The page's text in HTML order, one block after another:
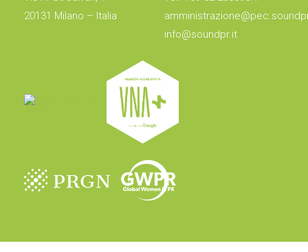
20131 Milano – Italia
info@soundpr.it